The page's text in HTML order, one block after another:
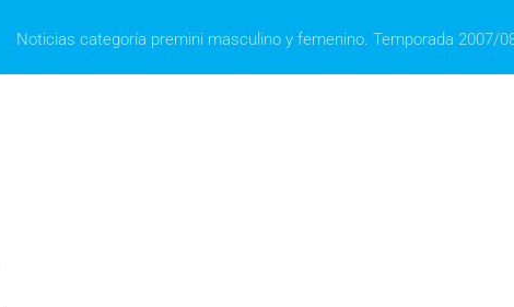
Noticias categoría premini masculino y femenino. Temporada 2007/